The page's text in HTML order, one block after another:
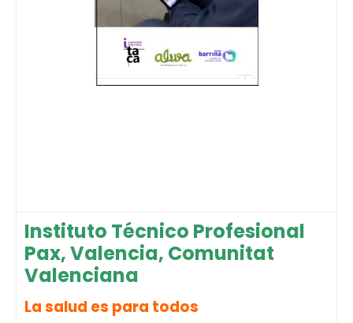
Instituto Técnico Profesional
Pax, Valencia, Comunitat
Valenciana
La salud es para todos